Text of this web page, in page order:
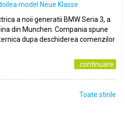
model Neue Klasse
a noii generatii BMW Seria 3, a
din Munchen. Compania spune
dupa deschiderea comenzilor
..continuare
Toate stirile